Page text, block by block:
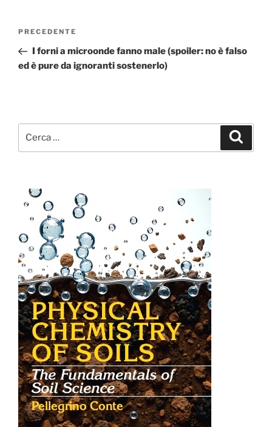
Navigazione
Articolo
precedente:
PRECEDENTE
I forni a microonde fanno male (spoiler: no è falso
ed è pure da ignoranti sostenerlo)